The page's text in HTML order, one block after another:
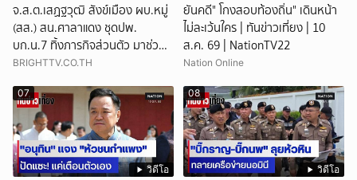
จ.ส.ต.เสฏฐวุฒิ สังข์เมือง ผบ.หมู่
(สส.) สน.ศาลาแดง ชุดปพ.
บก.น.7 ทิ้งภารกิจส่วนตัว มาช่วย
โรงเรียน
BRIGHTTV.CO.TH
ยันคดี" โกงสอบท้องถิ่น" เดินหน้า
ไม่ละเว้นใคร | ทันข่าวเที่ยง | 10
ส.ค. 69 | NationTV22
Nation Online
วิดีโอ
07
วิดีโอ
08